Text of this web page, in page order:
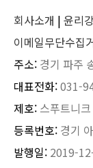
회사소개 | 윤리
이메일무단수집
주소: 경기 파주
대표전화:031-
제호: 스푸트니크
등록번호: 경기
발행일: 2019-